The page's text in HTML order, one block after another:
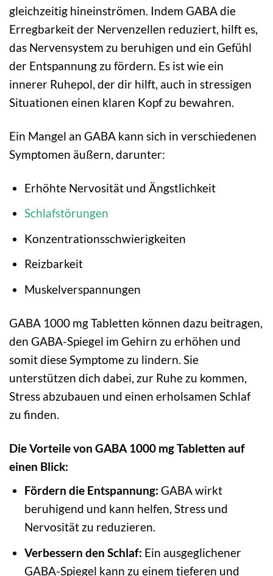
gleichzeitig hineinströmen. Indem GABA die
Erregbarkeit der Nervenzellen reduziert, hilft es,
das Nervensystem zu beruhigen und ein Gefühl
der Entspannung zu fördern. Es ist wie ein
innerer Ruhepol, der dir hilft, auch in stressigen
Situationen einen klaren Kopf zu bewahren.
Ein Mangel an GABA kann sich in verschiedenen
Symptomen äußern, darunter:
Erhöhte Nervosität und Ängstlichkeit
Schlafstörungen
Konzentrationsschwierigkeiten
Reizbarkeit
Muskelverspannungen
GABA 1000 mg Tabletten können dazu beitragen,
den GABA-Spiegel im Gehirn zu erhöhen und
somit diese Symptome zu lindern. Sie
unterstützen dich dabei, zur Ruhe zu kommen,
Stress abzubauen und einen erholsamen Schlaf
zu finden.
Die Vorteile von GABA 1000 mg Tabletten auf
einen Blick:
Fördern die Entspannung: GABA wirkt
beruhigend und kann helfen, Stress und
Nervosität zu reduzieren.
Verbessern den Schlaf: Ein ausgeglichener
GABA-Spiegel kann zu einem tieferen und